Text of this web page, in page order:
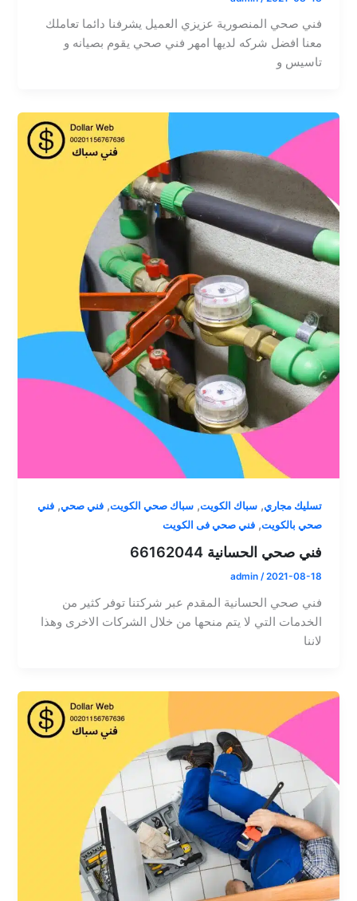
فني صحي المنصورية عزيزي العميل يشرفنا دائما تعاملك
معنا افضل شركه لديها امهر فني صحي يقوم بصيانه و
تاسيس و
تسليك مجاري,سباك الكويت,سباك صحي الكويت,فني صحي,فني
صحي بالكويت,فني صحي فى الكويت
فني صحي الحسانية 66162044
admin /2021-08-18
فني صحي الحسانية المقدم عبر شركتنا توفر كثير من
الخدمات التي لا يتم منحها من خلال الشركات الاخرى وهذا
لاننا